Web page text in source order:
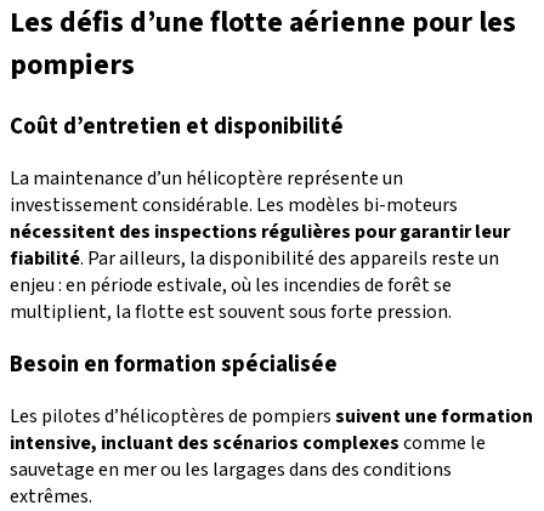
Les défis d’une flotte aérienne pour les
pompiers
Coût d’entretien et disponibilité
La maintenance d’un hélicoptère représente un
investissement considérable. Les modèles bi-moteurs
nécessitent des inspections régulières pour garantir leur
fiabilité. Par ailleurs, la disponibilité des appareils reste un
enjeu : en période estivale, où les incendies de forêt se
multiplient, la flotte est souvent sous forte pression.
Besoin en formation spécialisée
Les pilotes d’hélicoptères de pompierssuivent une formation
intensive, incluant des scénarios complexescomme le
sauvetage en mer ou les largages dans des conditions
extrêmes.